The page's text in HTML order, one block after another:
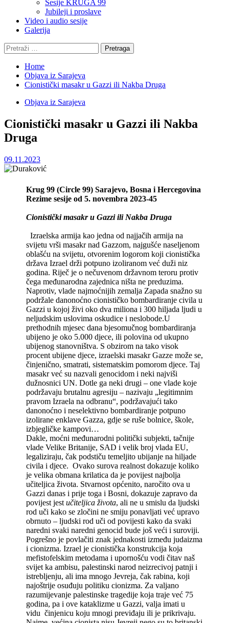
Sesije KRUGA 99
Jubileji i proslave
Video i audio sesije
Galerija
Pretraga:
Home
Objava iz Sarajeva
Cionistički masakr u Gazzi ili Nakba Druga
Objava iz Sarajeva
Cionistički masakr u Gazzi ili Nakba
Druga
09.11.2023
Krug 99 (Circle 99) Sarajevo, Bosna i Hercegovina
Rezime sesije od 5. novembra 2023-45
Cionistički masakr u Gazzi ili Nakba Druga
Izraelska armija kao jedna od najjačih armija na
svijetu vrši masakr nad Gazzom, najgušće naseljenom
oblašću na svijetu, otvorenim logorom koji cionistička
država Izrael drži potpuno izoliranom već duži niz
godina. Riječ je o nečuvenom državnom teroru protiv
čega međunarodna zajednica ništa ne preduzima.
Naprotiv, vlade najmoćnijih zemalja Zapada snažno su
podržale danonoćno cionističko bombardiranje civila u
Gazzi u kojoj živi oko dva miliona i 300 hiljada ljudi u
neljudskim uslovima oskudice i neslobode.U
prethodnih mjesec dana bjesomučnog bombardiranja
ubijeno je oko 5.000 djece, ili polovina od ukupno
ubijenog stanovništva. S obzirom na tako visok
procent ubijene djece, izraelski masakr Gazze može se,
činjenično, smatrati, sistematskim pomorom djece. Taj
masakr već su nazvali genocidom i neki najviši
dužnosnici UN. Dotle ga neki drugi – one vlade koje
podržavaju brutalnu agresiju – nazivaju „legitimnim
pravom Izraela na odbranu“, podržavajući tako
danonoćno i neselektivno bombardiranje potpuno
izolirane enklave Gazza, gdje se ruše bolnice, škole,
izbjegličke kampovi…
Dakle, moćni međunarodni politički subjekti, tačnije
vlade Velike Britanije, SAD i velik broj vlada EU,
legaliziraju, čak podstiču temeljito ubijanje na hiljade
civila i djece. Ovako surova realnost dokazuje koliko
je velika obmana krilatica da je povijest najbolja
učiteljica života. Stvarnost općenito, naročito ova u
Gazzi danas i prije toga i Bosni, dokazuje zapravo da
povijest jest učiteljica života, ali ne u smislu da ljudski
rod uči kako se zločini ne smiju ponavljati već upravo
obrnuto – ljudski rod uči od povijesti kako da svaki
naredni svaki naredni genocid bude još veći i suroviji.
Pogrešno je povlačiti znak jednakosti između judaizma
i cionizma. Izrael je cionistička konstrukcija koja
mefistofelskim metodama i upornošću vodi čitav naš
svijet ka ambisu, palestinski narod neizrecivoj patnji i
istrebljenju, ali ima mnogo Jevreja, čak rabina, koji
najoštrije osuđuju politiku cionizma. Za valjano
razumijevanje palestinske tragedije koja traje već 75
godina, pa i ove kataklizme u Gazzi, valja imati u
vidu činjenicu koju mnogi previđaju ili je prikrivaju.